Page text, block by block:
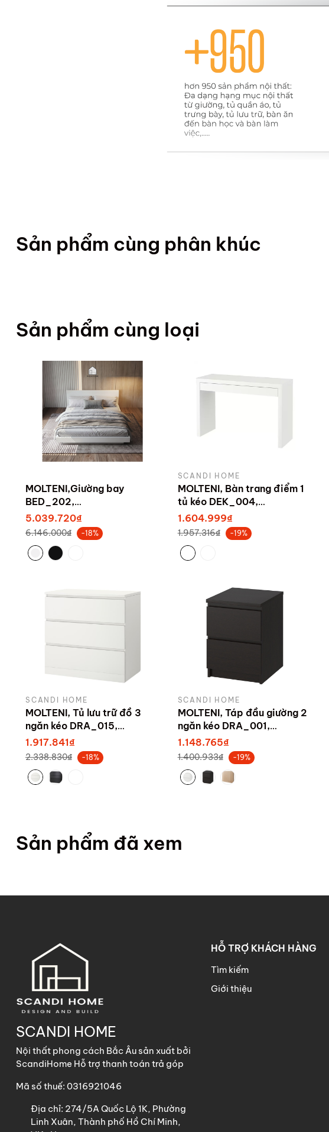
Sản phẩm cùng phân khúc
Sản phẩm cùng loại
MOLTENI,Giường bay
BED_202,
180X220x74,5cm , Giường
ngủ Scandi Home
5.039.720₫
6.146.000₫ -18%
SCANDI HOME
MOLTENI, Bàn trang điểm 1
tủ kéo DEK_004,
120x39x78cm, sản xuất bởi
Scandi Home
1.604.999₫
1.957.316₫ -19%
SCANDI HOME
MOLTENI, Tủ lưu trữ đồ 3
ngăn kéo DRA_015,
80x48x78cm
1.917.841₫
2.338.830₫ -18%
SCANDI HOME
MOLTENI, Táp đầu giường 2
ngăn kéo DRA_001,
40x48x56cm
1.148.765₫
1.400.933₫ -19%
Sản phẩm đã xem
SCANDI HOME
Nội thất phong cách Bắc Âu sản xuất bởi
ScandiHome Hỗ trợ thanh toán trả góp
Mã số thuế: 0316921046
Địa chỉ: 274/5A Quốc Lộ 1K, Phường
Linh Xuân, Thành phố Hồ Chí Minh,
HỖ TRỢ KHÁCH HÀNG
Tìm kiếm
Giới thiệu